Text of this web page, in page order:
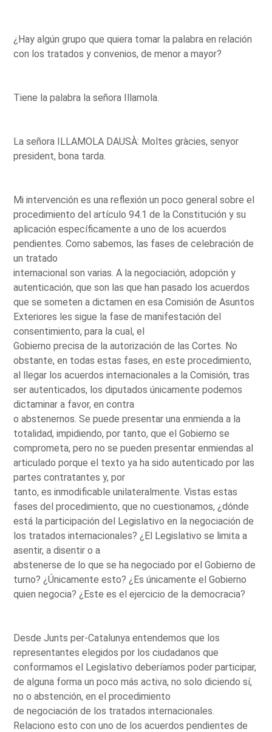
¿Hay algún grupo que quiera tomar la palabra en relación
con los tratados y convenios, de menor a mayor?
Tiene la palabra la señora Illamola.
La señora ILLAMOLA DAUSÀ: Moltes gràcies, senyor
president, bona tarda.
Mi intervención es una reflexión un poco general sobre el
procedimiento del artículo 94.1 de la Constitución y su
aplicación específicamente a uno de los acuerdos
pendientes. Como sabemos, las fases de celebración de
un tratado
internacional son varias. A la negociación, adopción y
autenticación, que son las que han pasado los acuerdos
que se someten a dictamen en esa Comisión de Asuntos
Exteriores les sigue la fase de manifestación del
consentimiento, para la cual, el
Gobierno precisa de la autorización de las Cortes. No
obstante, en todas estas fases, en este procedimiento,
al llegar los acuerdos internacionales a la Comisión, tras
ser autenticados, los diputados únicamente podemos
dictaminar a favor, en contra
o abstenernos. Se puede presentar una enmienda a la
totalidad, impidiendo, por tanto, que el Gobierno se
comprometa, pero no se pueden presentar enmiendas al
articulado porque el texto ya ha sido autenticado por las
partes contratantes y, por
tanto, es inmodificable unilateralmente. Vistas estas
fases del procedimiento, que no cuestionamos, ¿dónde
está la participación del Legislativo en la negociación de
los tratados internacionales? ¿El Legislativo se limita a
asentir, a disentir o a
abstenerse de lo que se ha negociado por el Gobierno de
turno? ¿Únicamente esto? ¿Es únicamente el Gobierno
quien negocia? ¿Este es el ejercicio de la democracia?
Desde Junts per-Catalunya entendemos que los
representantes elegidos por los ciudadanos que
conformamos el Legislativo deberíamos poder participar,
de alguna forma un poco más activa, no solo diciendo sí,
no o abstención, en el procedimiento
de negociación de los tratados internacionales.
Relaciono esto con uno de los acuerdos pendientes de